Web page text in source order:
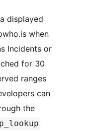
displayed
when
Incidents or
for 30
ranges
can
the